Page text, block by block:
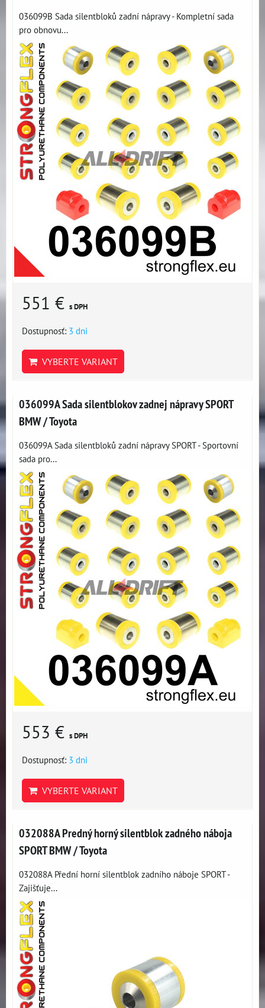
036099B Sada silentbloků zadní nápravy - Kompletní sada
pro obnovu...
551 € s DPH
Dostupnosť: 3 dni
VYBERTE VARIANT
036099A Sada silentblokov zadnej nápravy SPORT
BMW / Toyota
036099A Sada silentbloků zadní nápravy SPORT - Sportovní
sada pro...
553 € s DPH
Dostupnosť: 3 dni
VYBERTE VARIANT
032088A Predný horný silentblok zadného náboja
SPORT BMW / Toyota
032088A Přední horní silentblok zadního náboje SPORT -
Zajišťuje...